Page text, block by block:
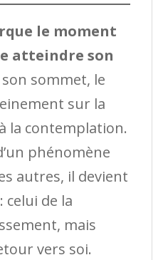
le moment
atteindre son
sommet, le
sur la
la contemplation.
phénomène
autres, il devient
de la
mais
vers soi.